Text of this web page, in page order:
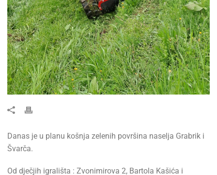
Danas je u planu košnja zelenih površina naselja Grabrik i
Švarča.
Od dječjih igrališta : Zvonimirova 2, Bartola Kašića i